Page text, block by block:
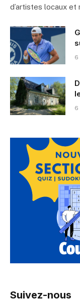
d’artistes locaux et
6
6
Suivez-nous